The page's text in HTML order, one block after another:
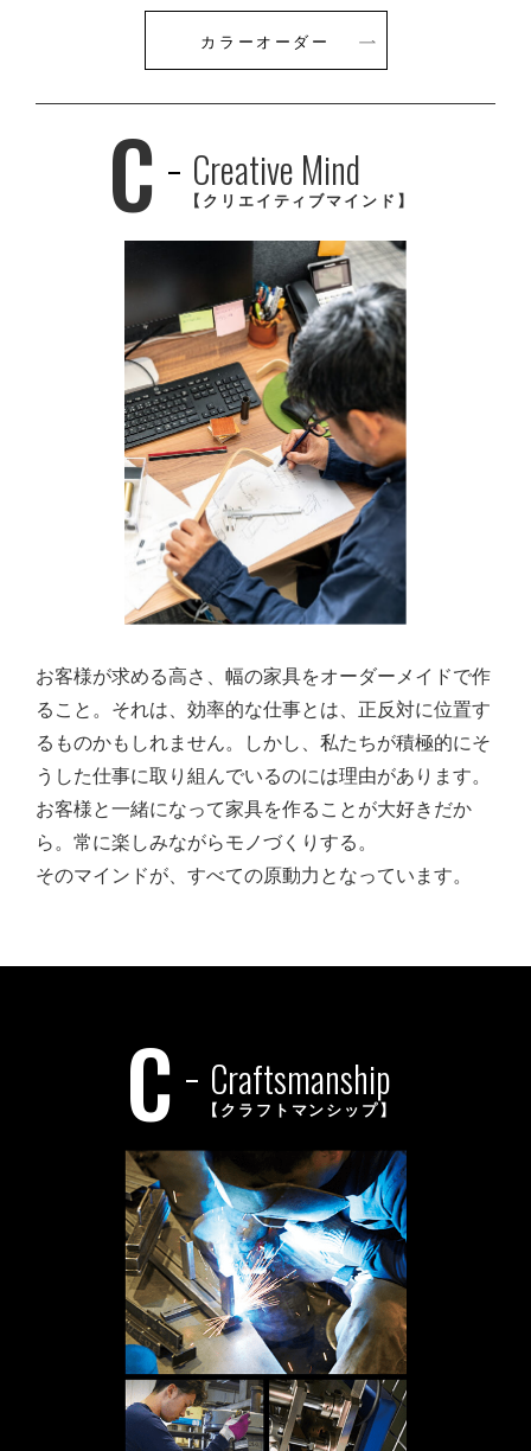
カラーオーダー
C Creative Mind
【クリエイティブマインド】
お客様が求める高さ、幅の家具をオーダーメイドで作
ること。それは、効率的な仕事とは、正反対に位置す
るものかもしれません。しかし、私たちが積極的にそ
うした仕事に取り組んでいるのには理由があります。
お客様と一緒になって家具を作ることが大好きだか
ら。常に楽しみながらモノづくりする。
そのマインドが、すべての原動力となっています。
C Craftsmanship
【クラフトマンシップ】